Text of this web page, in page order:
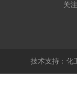
关
技术支持： 化